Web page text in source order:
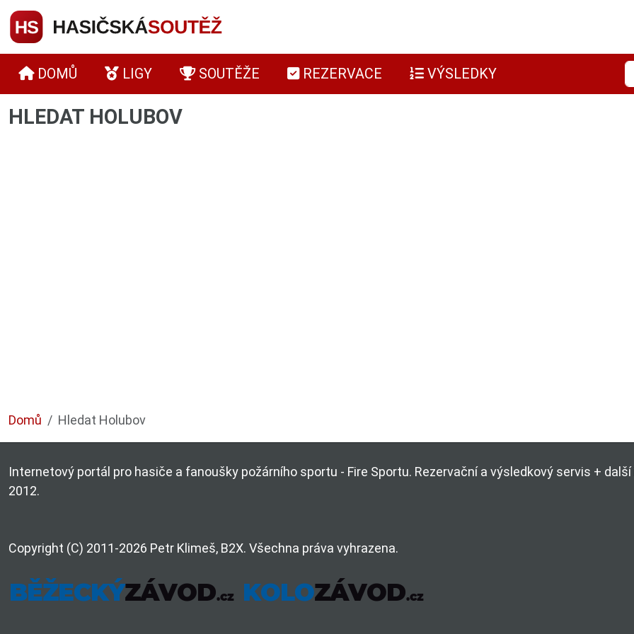
DOMŮ LIGY SOUTĚŽE REZERVACE VÝSLEDKY
HLEDAT HOLUBOV
Domů Hledat Holubov
Internetový portál pro hasiče a fanoušky požárního sportu - Fire Sportu. Rezervační a výsledkový servis +
2012.
Copyright (C) 2011-2026 Petr Klimeš, B2X. Všechna práva vyhrazena.